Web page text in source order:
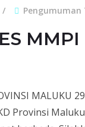
Pengumuman
MALUKU
Provinsi